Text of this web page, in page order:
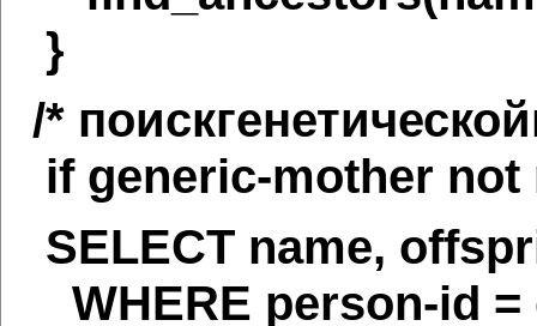
}
/*
if generic-mother not
SELECT name,
WHERE person-id =